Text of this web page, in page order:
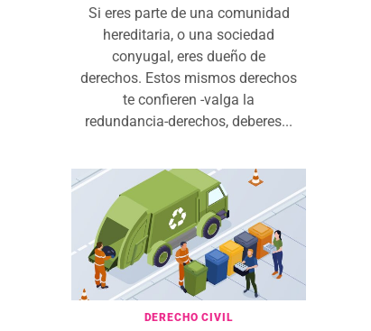
Si eres parte de una comunidad
hereditaria, o una sociedad
conyugal, eres dueño de
derechos. Estos mismos derechos
te confieren -valga la
redundancia-derechos, deberes...
DERECHO CIVIL